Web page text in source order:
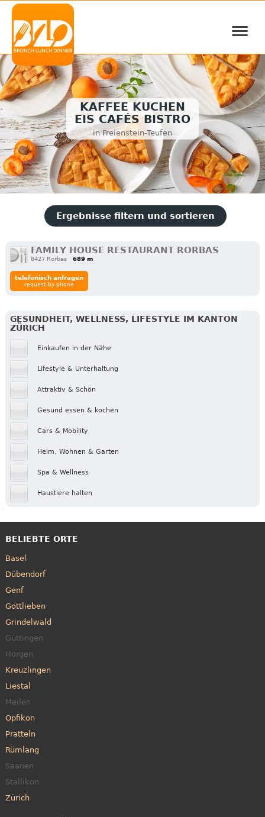
≡
KAFFEE KUCHEN
EIS CAFÉS BISTRO
in Freienstein-Teufen
Ergebnisse filtern und sortieren
FAMILY HOUSE RESTAURANT RORBAS
8427 Rorbas 689 m
telefonisch anfragen
request by phone
GESUNDHEIT, WELLNESS, LIFESTYLE IM KANTON
ZÜRICH
Einkaufen in der Nähe
Lifestyle & Unterhaltung
Attraktiv & Schön
Gesund essen & kochen
Cars & Mobility
Heim, Wohnen & Garten
Spa & Wellness
Haustiere halten
BELIEBTE ORTE
Basel
Dübendorf
Genf
Gottlieben
Grindelwald
Güttingen
Horgen
Kreuzlingen
Liestal
Meilen
Opfikon
Pratteln
Rümlang
Saanen
Stallikon
Zürich